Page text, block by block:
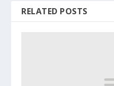
RELATED POSTS